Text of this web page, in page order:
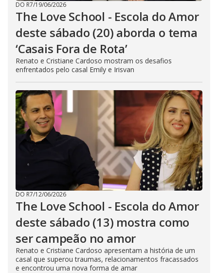
DO R7/19/06/2026
The Love School - Escola do Amor
deste sábado (20) aborda o tema
‘Casais Fora de Rota’
Renato e Cristiane Cardoso mostram os desafios
enfrentados pelo casal Emily e Irisvan
DO R7/12/06/2026
The Love School - Escola do Amor
deste sábado (13) mostra como
ser campeão no amor
Renato e Cristiane Cardoso apresentam a história de um
casal que superou traumas, relacionamentos fracassados
e encontrou uma nova forma de amar